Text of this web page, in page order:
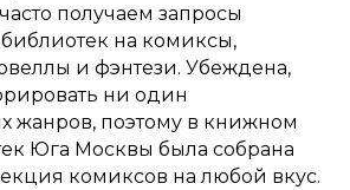
получаем запросы
библиотек на комиксы,
и фэнтези. Убеждена,
ни один
жанров, поэтому в книжном
Юга Москвы была собрана
комиксов на любой вкус.